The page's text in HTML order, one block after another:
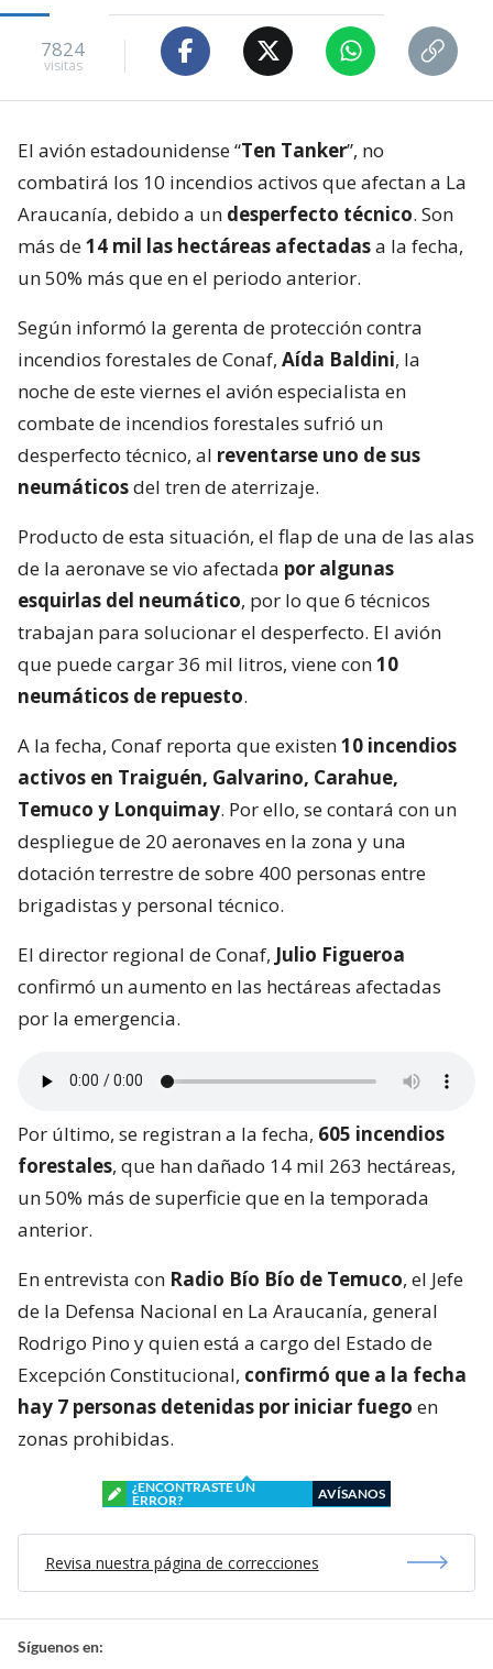
7824
visitas
El avión estadounidense “Ten Tanker”, no
combatirá los 10 incendios activos que afectan a La
Araucanía, debido a un desperfecto técnico. Son
más de14 mil las hectáreas afectadasa la fecha,
un 50% más que en el periodo anterior.
Según informó la gerenta de protección contra
incendios forestales de Conaf, Aída Baldini, la
noche de este viernes el avión especialista en
combate de incendios forestales sufrió un
desperfecto técnico, al reventarse uno de sus
neumáticosdel tren de aterrizaje.
Producto de esta situación, el flap de una de las alas
de la aeronave se vio afectada por algunas
esquirlas del neumático, por lo que 6 técnicos
trabajan para solucionar el desperfecto. El avión
que puede cargar 36 mil litros, viene con10
neumáticos de repuesto.
A la fecha, Conaf reporta que existen10 incendios
activos en Traiguén, Galvarino, Carahue,
Temuco y Lonquimay. Por ello, se contará con un
despliegue de 20 aeronaves en la zona y una
dotación terrestre de sobre 400 personas entre
brigadistas y personal técnico.
El director regional de Conaf, Julio Figueroa
confirmó un aumento en las hectáreas afectadas
por la emergencia.
Por último, se registran a la fecha, 605 incendios
forestales, que han dañado 14 mil 263 hectáreas,
un 50% más de superficie que en la temporada
anterior.
En entrevista con Radio Bío Bío de Temuco, el Jefe
de la Defensa Nacional en La Araucanía, general
Rodrigo Pino y quien está a cargo del Estado de
Excepción Constitucional, confirmó que a la fecha
hay 7 personas detenidas por iniciar fuego en
zonas prohibidas.
¿ENCONTRASTE UN
ERROR?
AVÍSANOS
Revisa nuestra página de correcciones
Síguenos en: